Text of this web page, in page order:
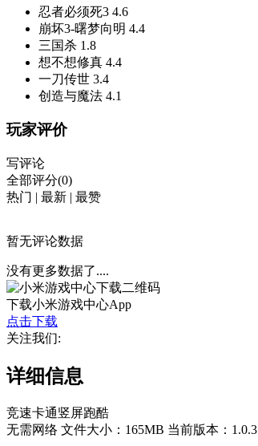
忍者必须死3 4.6
崩坏3-曙梦向明 4.4
三国杀 1.8
想不想修真 4.4
一刀传世 3.4
创造与魔法 4.1
玩家评价
写评论
全部评分(0)
热门 | 最新 | 最赞
暂无评论数据
没有更多数据了....
下载小米游戏中心App
点击下载
关注我们:
详细信息
竞速卡通竖屏跑酷
无需网络 文件大小：165MB 当前版本：1.0.3